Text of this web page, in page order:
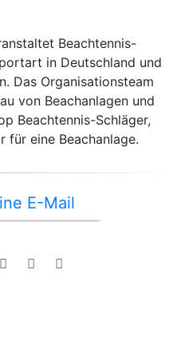
Beachtennis-
in Deutschland und
Das Organisationsteam
von Beachanlagen und
Beachtennis-Schläger,
für eine Beachanlage.
E-Mail